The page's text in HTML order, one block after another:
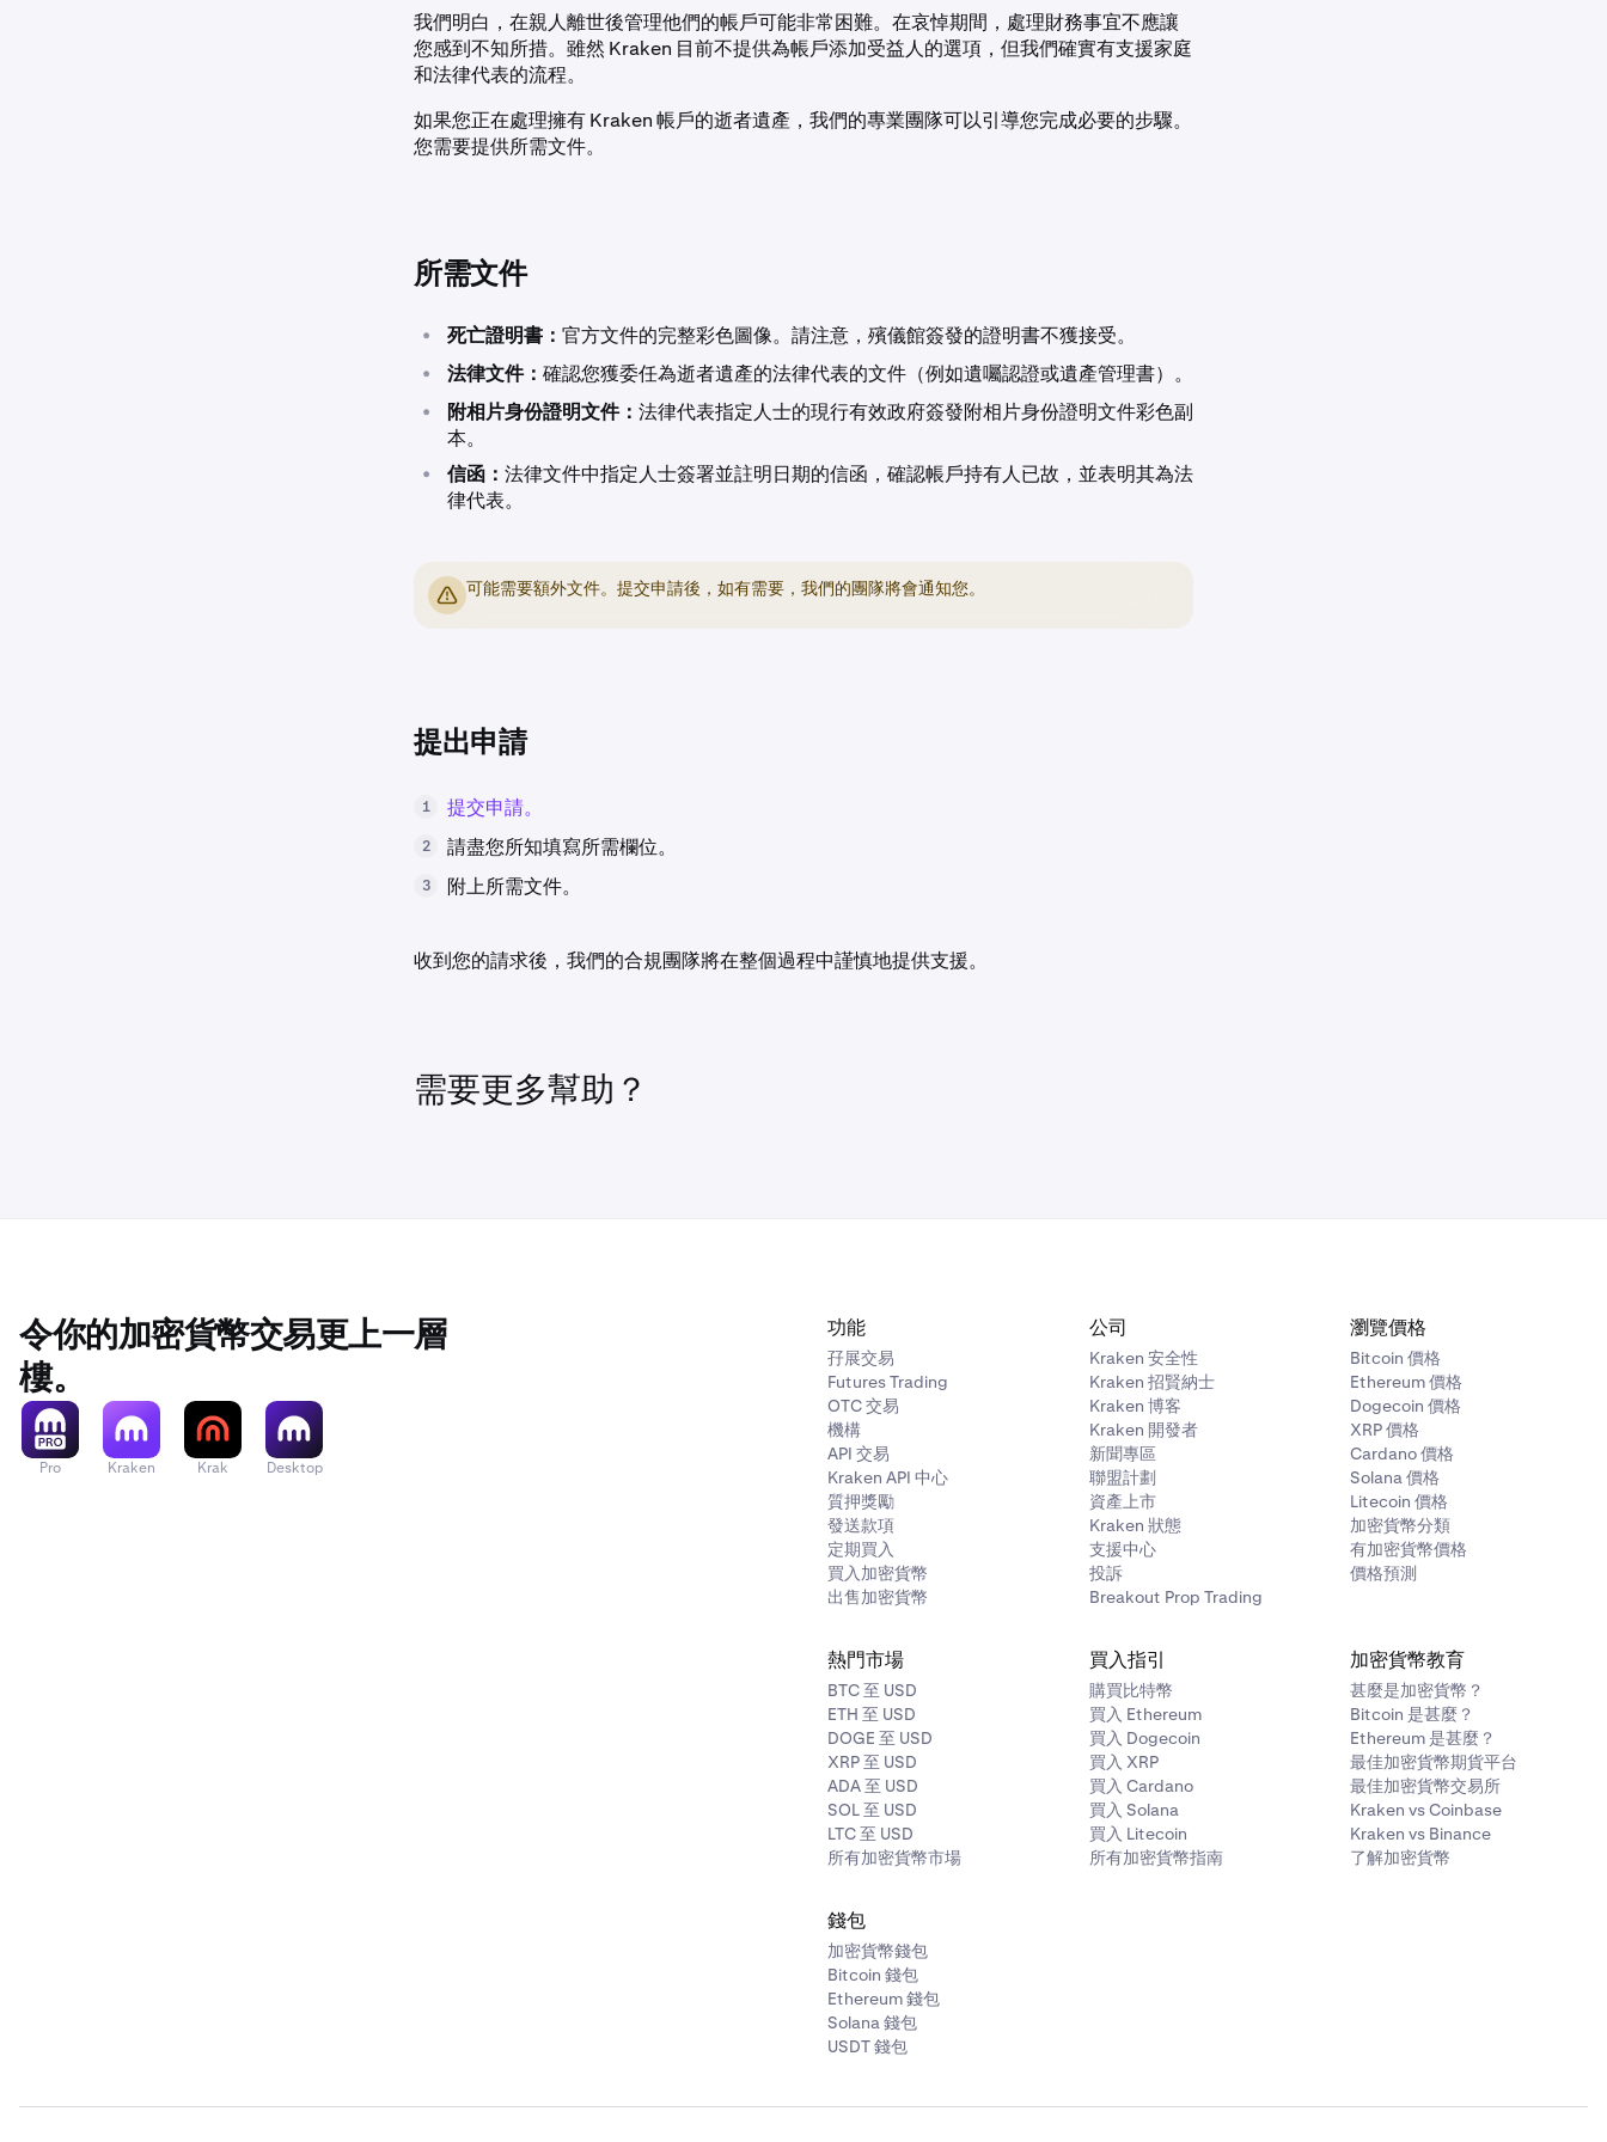
我們明白，在親人離世後管理他們的帳戶可能非常困難。在哀悼期間，處理財務事宜不應讓
您感到不知所措。雖然 Kraken 目前不提供為帳戶添加受益人的選項，但我們確實有支援家庭
和法律代表的流程。
如果您正在處理擁有 Kraken 帳戶的逝者遺產，我們的專業團隊可以引導您完成必要的步驟。
您需要提供所需文件。
所需文件
• 死亡證明書： 官方文件的完整彩色圖像。請注意，殯儀館簽發的證明書不獲接受。
• 法律文件： 確認您獲委任為逝者遺產的法律代表的文件（例如遺囑認證或遺產管理書）。
• 附相片身份證明文件： 法律代表指定人士的現行有效政府簽發附相片身份證明文件彩色副
本。
• 信函： 法律文件中指定人士簽署並註明日期的信函，確認帳戶持有人已故，並表明其為法
律代表。
可能需要額外文件。提交申請後，如有需要，我們的團隊將會通知您。
提出申請
1 提交申請。
2 請盡您所知填寫所需欄位。
3 附上所需文件。
收到您的請求後，我們的合規團隊將在整個過程中謹慎地提供支援。
需要更多幫助？
令你的加密貨幣交易更上一層
樓。
Pro Kraken Krak Desktop
功能
孖展交易
Futures Trading
OTC 交易
機構
API 交易
Kraken API 中心
質押獎勵
發送款項
定期買入
買入加密貨幣
出售加密貨幣
公司
Kraken 安全性
Kraken 招賢納士
Kraken 博客
Kraken 開發者
新聞專區
聯盟計劃
資產上市
Kraken 狀態
支援中心
投訴
Breakout Prop Trading
瀏覽價格
Bitcoin 價格
Ethereum 價格
Dogecoin 價格
XRP 價格
Cardano 價格
Solana 價格
Litecoin 價格
加密貨幣分類
有加密貨幣價格
價格預測
熱門市場
BTC 至 USD
ETH 至 USD
DOGE 至 USD
XRP 至 USD
ADA 至 USD
SOL 至 USD
LTC 至 USD
所有加密貨幣市場
買入指引
購買比特幣
買入 Ethereum
買入 Dogecoin
買入 XRP
買入 Cardano
買入 Solana
買入 Litecoin
所有加密貨幣指南
加密貨幣教育
甚麼是加密貨幣？
Bitcoin 是甚麼？
Ethereum 是甚麼？
最佳加密貨幣期貨平台
最佳加密貨幣交易所
Kraken vs Coinbase
Kraken vs Binance
了解加密貨幣
錢包
加密貨幣錢包
Bitcoin 錢包
Ethereum 錢包
Solana 錢包
USDT 錢包